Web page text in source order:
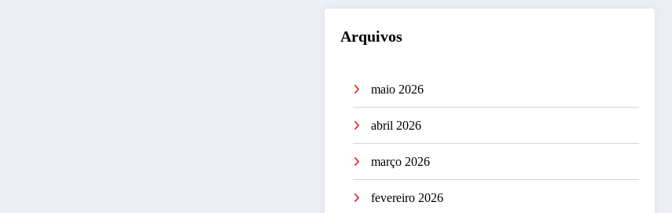
Arquivos
maio 2026
abril 2026
março 2026
fevereiro 2026